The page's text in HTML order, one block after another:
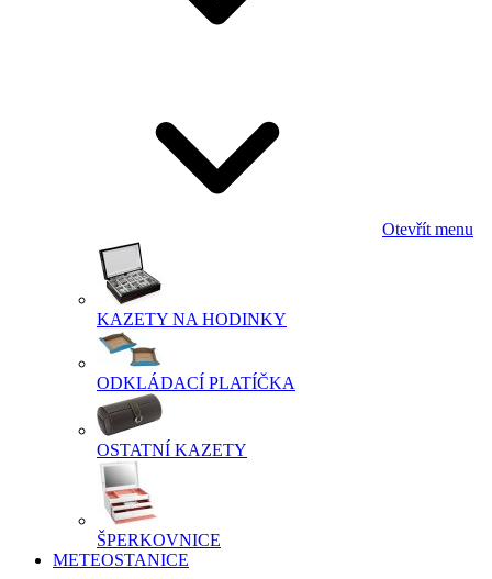
Otevřít menu
KAZETY NA HODINKY
ODKLÁDACÍ PLATÍČKA
OSTATNÍ KAZETY
ŠPERKOVNICE
METEOSTANICE